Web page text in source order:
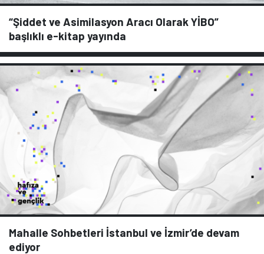
“Şiddet ve Asimilasyon Aracı Olarak YİBO”
başlıklı e-kitap yayında
Mahalle Sohbetleri İstanbul ve İzmir’de devam
ediyor